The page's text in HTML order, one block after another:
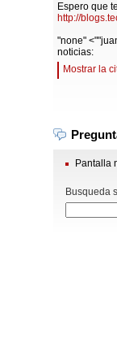
Espero que
http://
"none"
noticias:
Mostrar la
Pantalla
Busqueda